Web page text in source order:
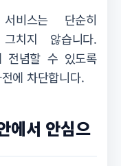
비스는 단순히
치지 않습니다.
전념할 수 있도록
에 차단합니다.
에서 안심으